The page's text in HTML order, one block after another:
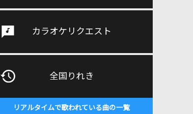
カラオケリクエスト
全国りれき
リアルタイムで歌われている曲の一覧